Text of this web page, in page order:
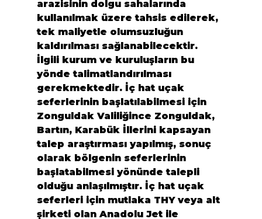
arazisinin dolgu sahalarında
kullanılmak üzere tahsis edilerek,
tek maliyetle olumsuzluğun
kaldırılması sağlanabilecektir.
İlgili kurum ve kuruluşların bu
yönde talimatlandırılması
gerekmektedir. İç hat uçak
seferlerinin başlatılabilmesi için
Zonguldak Valiliğince Zonguldak,
Bartın, Karabük İllerini kapsayan
talep araştırması yapılmış, sonuç
olarak bölgenin seferlerinin
başlatabilmesi yönünde talepli
olduğu anlaşılmıştır. İç hat uçak
seferleri için mutlaka THY veya alt
şirketi olan Anadolu Jet ile